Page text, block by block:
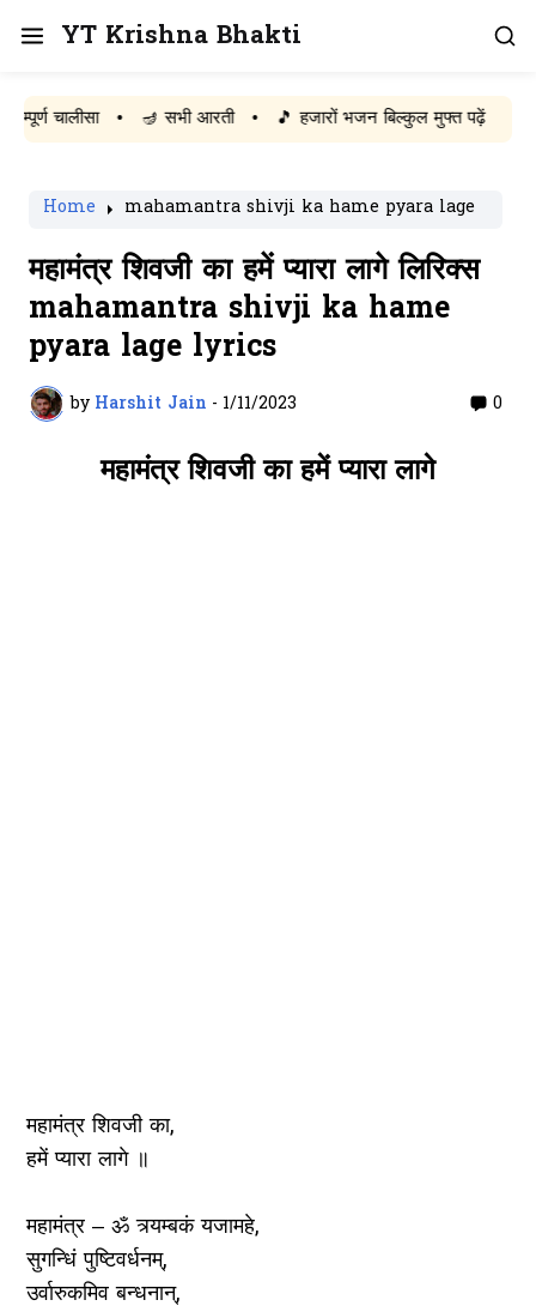
YT Krishna Bhakti
• 🪔 सभी आरती • 🎵 हजारों भजन बिल्कुल मुफ्त पढ़ें
Home mahamantra shivji ka hame pyara lage
महामंत्र शिवजी का हमें प्यारा लागे लिरिक्स
mahamantra shivji ka hame
pyara lage lyrics
by Harshit Jain - 1/11/2023 0
महामंत्र शिवजी का हमें प्यारा लागे
महामंत्र शिवजी का,
हमें प्यारा लागे ॥
महामंत्र – ॐ त्र्यम्‍बकं यजामहे,
सुगन्धिं पुष्टिवर्धनम्,
उर्वारुकमिव बन्‍धनान्,